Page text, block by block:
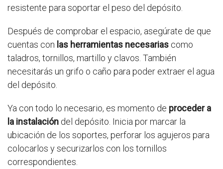
resistente para soportar el peso del depósito.
Después de comprobar el espacio, asegúrate de que
cuentas con las herramientas necesarias como
taladros, tornillos, martillo y clavos. También
necesitarás un grifo o caño para poder extraer el agua
del depósito.
Ya con todo lo necesario, es momento de proceder a
la instalación del depósito. Inicia por marcar la
ubicación de los soportes, perforar los agujeros para
colocarlos y securizarlos con los tornillos
correspondientes.